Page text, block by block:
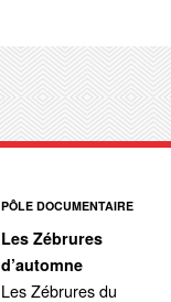
PÔLE DOCUMENTAIRE
Les Zébrures
d’automne
Les Zébrures du